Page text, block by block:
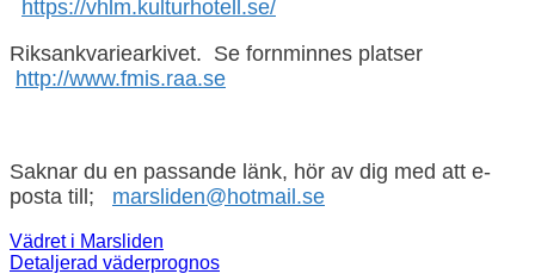
https://vhlm.kulturhotell.se/
Riksankvariearkivet. Se fornminnes platser
http://www.fmis.raa.se
Saknar du en passande länk, hör av dig med att e-
posta till; marsliden@hotmail.se
Vädret i Marsliden
Detaljerad väderprognos